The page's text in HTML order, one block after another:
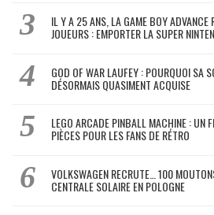
IL Y A 25 ANS, LA GAME BOY ADVANCE
JOUEURS : EMPORTER LA SUPER
GOD OF WAR LAUFEY : POURQUOI SA
DÉSORMAIS QUASIMENT ACQUISE
LEGO ARCADE PINBALL MACHINE : UN
PIÈCES POUR LES FANS DE RÉTRO
VOLKSWAGEN RECRUTE… 100
CENTRALE SOLAIRE EN POLOGNE